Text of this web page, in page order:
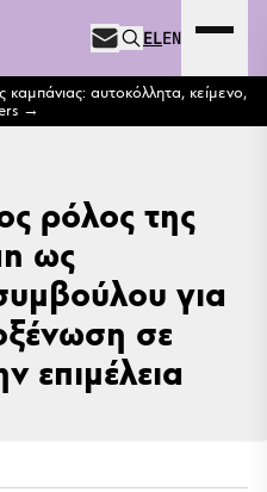
NEWSLETTER
ELEN Expand
αυτοκόλλητα, κείμενο,
ρόλος της
ως
για
σε
επιμέλεια